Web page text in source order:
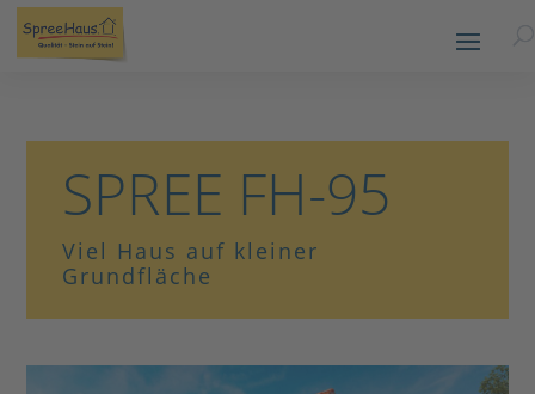
SPREE FH-95
Viel Haus auf kleiner
Grundfläche